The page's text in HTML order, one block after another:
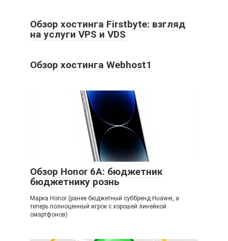
Обзор хостинга Firstbyte: взгляд
на услуги VPS и VDS
Обзор хостинга Webhost1
Обзор Honor 6A: бюджетник
бюджетнику рознь
Марка Honor (ранее бюджетный суббренд Huawei, а
теперь полноценный игрок с хорошей линейкой
смартфонов)